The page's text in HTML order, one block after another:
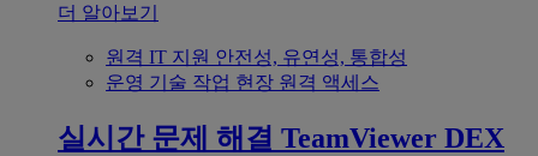
더 알아보기
원격 IT 지원 안전성, 유연성, 통합성
운영 기술 작업 현장 원격 액세스
실시간 문제 해결 TeamViewer DEX